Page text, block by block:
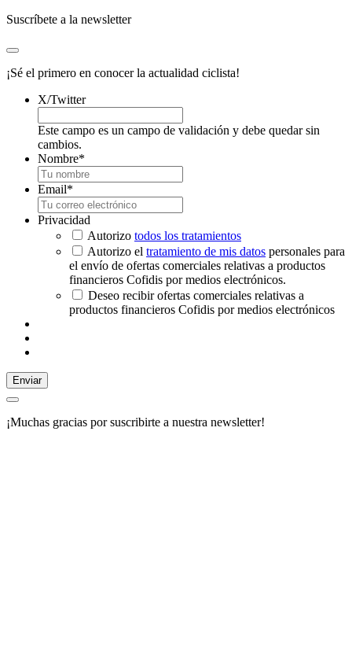
Suscríbete a la newsletter
¡Sé el primero en conocer la actualidad ciclista!
X/Twitter
Este campo es un campo de validación y debe quedar sin
cambios.
Nombre*
Email*
Privacidad
Autorizo todos los tratamientos
Autorizo el tratamiento de mis datos personales para
el envío de ofertas comerciales relativas a productos
financieros Cofidis por medios electrónicos.
Deseo recibir ofertas comerciales relativas a
productos financieros Cofidis por medios electrónicos
Enviar
¡Muchas gracias por suscribirte a nuestra newsletter!